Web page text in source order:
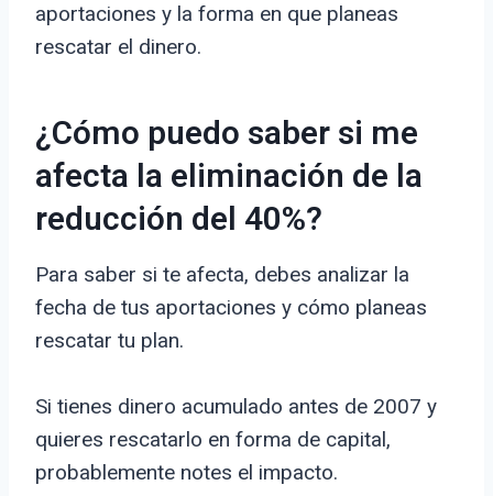
aportaciones y la forma en que planeas
rescatar el dinero.
¿Cómo puedo saber si me
afecta la eliminación de la
reducción del 40%?
Para saber si te afecta, debes analizar la
fecha de tus aportaciones y cómo planeas
rescatar tu plan.
Si tienes dinero acumulado antes de 2007 y
quieres rescatarlo en forma de capital,
probablemente notes el impacto.